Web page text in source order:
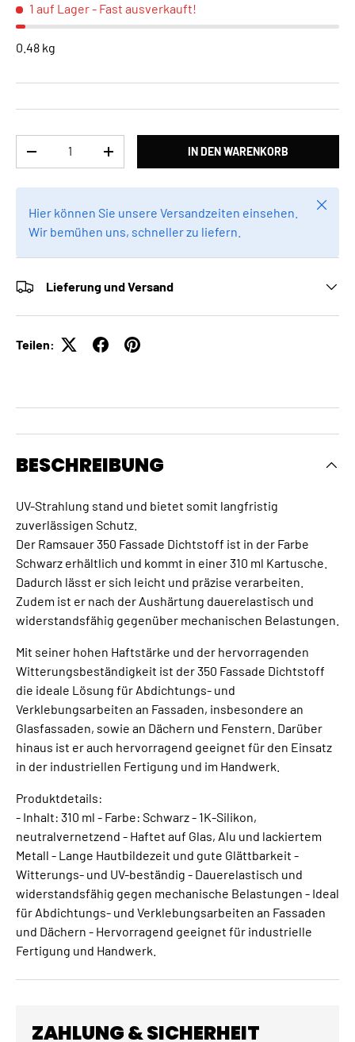
1 auf Lager- Fast ausverkauft!
0.48 kg
MENGE VERRINGERNMENGE ERHÖHENIN DEN WARENKORB
Hier können Sie unsere Versandzeiten einsehen.
Wir bemühen uns, schneller zu liefern.
Lieferung und Versand
Teilen:
BESCHREIBUNG
UV-Strahlung stand und bietet somit langfristig
zuverlässigen Schutz.
Der Ramsauer 350 Fassade Dichtstoff ist in der Farbe
Schwarz erhältlich und kommt in einer 310 ml Kartusche.
Dadurch lässt er sich leicht und präzise verarbeiten.
Zudem ist er nach der Aushärtung dauerelastisch und
widerstandsfähig gegenüber mechanischen Belastungen.
Mit seiner hohen Haftstärke und der hervorragenden
Witterungsbeständigkeit ist der 350 Fassade Dichtstoff
die ideale Lösung für Abdichtungs- und
Verklebungsarbeiten an Fassaden, insbesondere an
Glasfassaden, sowie an Dächern und Fenstern. Darüber
hinaus ist er auch hervorragend geeignet für den Einsatz
in der industriellen Fertigung und im Handwerk.
Produktdetails:
- Inhalt: 310 ml - Farbe: Schwarz - 1K-Silikon,
neutralvernetzend - Haftet auf Glas, Alu und lackiertem
Metall - Lange Hautbildezeit und gute Glättbarkeit -
Witterungs- und UV-beständig - Dauerelastisch und
widerstandsfähig gegen mechanische Belastungen - Ideal
für Abdichtungs- und Verklebungsarbeiten an Fassaden
und Dächern - Hervorragend geeignet für industrielle
Fertigung und Handwerk.
ZAHLUNG & SICHERHEIT